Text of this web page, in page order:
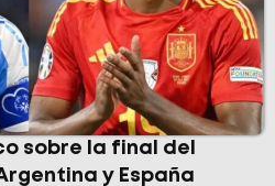
sobre la final del
y España